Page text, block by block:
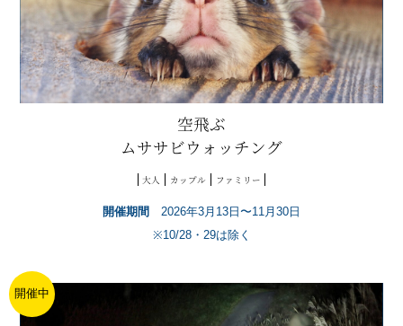
空飛ぶ
ムササビウォッチング
大人 カップル ファミリー
開催期間
2026年3月13日〜11月30日
※10/28・29は除く
開催中